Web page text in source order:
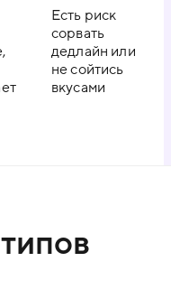
Есть риск
сорвать
дедлайн или
не сойтись
вкусами